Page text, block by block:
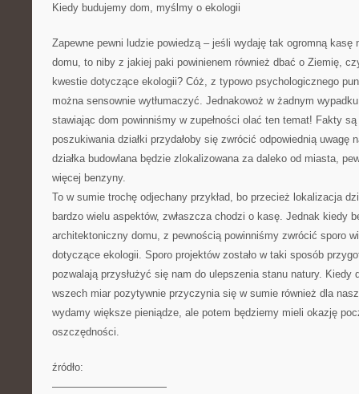
Kiedy budujemy dom, myślmy o ekologii
Zapewne pewni ludzie powiedzą – jeśli wydaję tak ogromną kasę
domu, to niby z jakiej paki powinienem również dbać o Ziemię,
kwestie dotyczące ekologii? Cóż, z typowo psychologicznego
można sensownie wytłumaczyć. Jednakowoż w żadnym
stawiając dom powinniśmy w zupełności olać ten temat! Fakty
poszukiwania działki przydałoby się zwrócić odpowiednią uwagę
działka budowlana będzie zlokalizowana za daleko od miasta,
więcej benzyny.
To w sumie trochę odjechany przykład, bo przecież lokalizacja
bardzo wielu aspektów, zwłaszcza chodzi o kasę. Jednak kiedy
architektoniczny domu, z pewnością powinniśmy zwrócić sporo
dotyczące ekologii. Sporo projektów zostało w taki sposób
pozwalają przysłużyć się nam do ulepszenia stanu natury. Kiedy
wszech miar pozytywnie przyczynia się w sumie również dla
wydamy większe pieniądze, ale potem będziemy mieli okazję
oszczędności.
źródło:
———————————